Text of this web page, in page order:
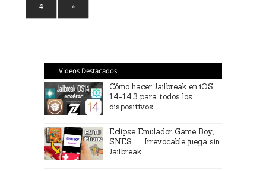
4 »
Videos Destacados
Cómo hacer Jailbreak en iOS
14-14.3 para todos los
dispositivos
Eclipse Emulador Game Boy,
SNES … Irrevocable juega sin
Jailbreak